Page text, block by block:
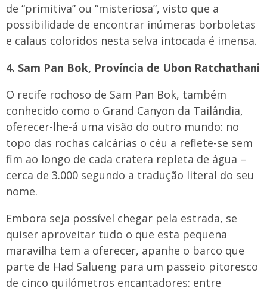
de “primitiva” ou “misteriosa”, visto que a
possibilidade de encontrar inúmeras borboletas
e calaus coloridos nesta selva intocada é imensa.
4. Sam Pan Bok, Província de Ubon Ratchathani
O recife rochoso de Sam Pan Bok, também
conhecido como o Grand Canyon da Tailândia,
oferecer-lhe-á uma visão do outro mundo: no
topo das rochas calcárias o céu a reflete-se sem
fim ao longo de cada cratera repleta de água –
cerca de 3.000 segundo a tradução literal do seu
nome.
Embora seja possível chegar pela estrada, se
quiser aproveitar tudo o que esta pequena
maravilha tem a oferecer, apanhe o barco que
parte de Had Salueng para um passeio pitoresco
de cinco quilómetros encantadores: entre